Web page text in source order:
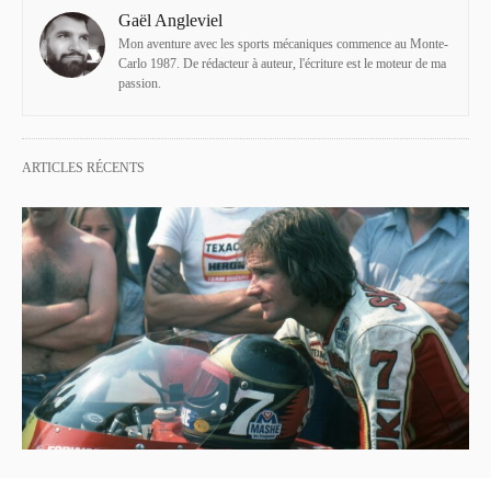
Gaël Angleviel
Mon aventure avec les sports mécaniques commence au Monte-
Carlo 1987. De rédacteur à auteur, l'écriture est le moteur de ma
passion.
ARTICLES RÉCENTS